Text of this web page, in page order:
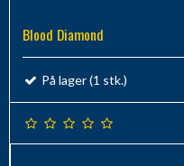
Blood Diamond
På lager (1 stk.)